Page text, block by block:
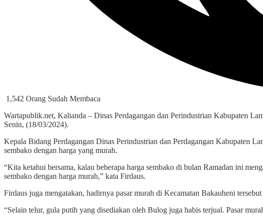
1,542 Orang Sudah Membaca
Wartapublik.net, Kalianda – Dinas Perdagangan dan Perindustrian Kabupaten
Senin, (18/03/2024).
Kepala Bidang Perdagangan Dinas Perindustrian dan Perdagangan Kabupaten
sembako dengan harga yang murah.
“Kita ketahui bersama, kalau beberapa harga sembako di bulan Ramadan ini
sembako dengan harga murah,” kata Firdaus.
Firdaus juga mengatakan, hadirnya pasar murah di Kecamatan Bakauheni
“Selain telur, gula putih yang disediakan oleh Bulog juga habis terjual. Pasar